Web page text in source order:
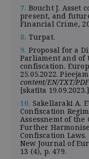
7. Boucht J. Asset
present, and
Financial Crime,
8. Turpat.
9. Proposal for a
Parliament and of
confiscation.
25.05.2022.
content/EN/TXT/
[skatīta
10. Sakellaraki A.
Confiscation
Assessnemt of the
Further
Confiscation
New Journal of
13 (4), p. 479.